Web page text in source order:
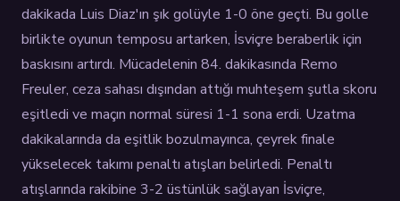
dakikada Luis Diaz'ın şık golüyle 1-0 öne geçti. Bu golle
birlikte oyunun temposu artarken, İsviçre beraberlik için
baskısını artırdı. Mücadelenin 84. dakikasında Remo
Freuler, ceza sahası dışından attığı muhteşem şutla skoru
eşitledi ve maçın normal süresi 1-1 sona erdi. Uzatma
dakikalarında da eşitlik bozulmayınca, çeyrek finale
yükselecek takımı penaltı atışları belirledi. Penaltı
atışlarında rakibine 3-2 üstünlük sağlayan İsviçre,